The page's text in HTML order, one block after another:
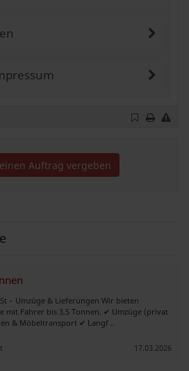
Auftrag vergeben
– Umzüge & Lieferungen Wir bieten
mit Fahrer bis 3,5 Tonnen. ✔ Umzüge (privat
& Möbeltransport ✔ Langf ..
17.03.2026